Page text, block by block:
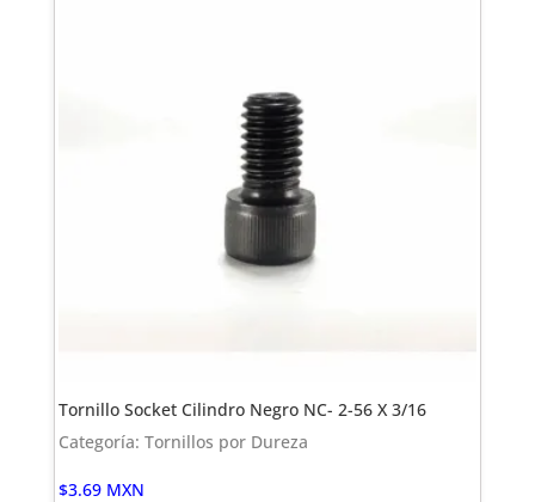
Tornillo Socket Cilindro Negro NC- 2-56 X 3/16
Categoría: Tornillos por Dureza
$3.69 MXN